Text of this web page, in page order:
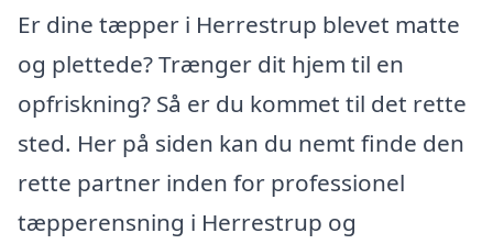
Er dine tæpper i Herrestrup blevet matte
og plettede? Trænger dit hjem til en
opfriskning? Så er du kommet til det rette
sted. Her på siden kan du nemt finde den
rette partner inden for professionel
tæpperensning i Herrestrup og